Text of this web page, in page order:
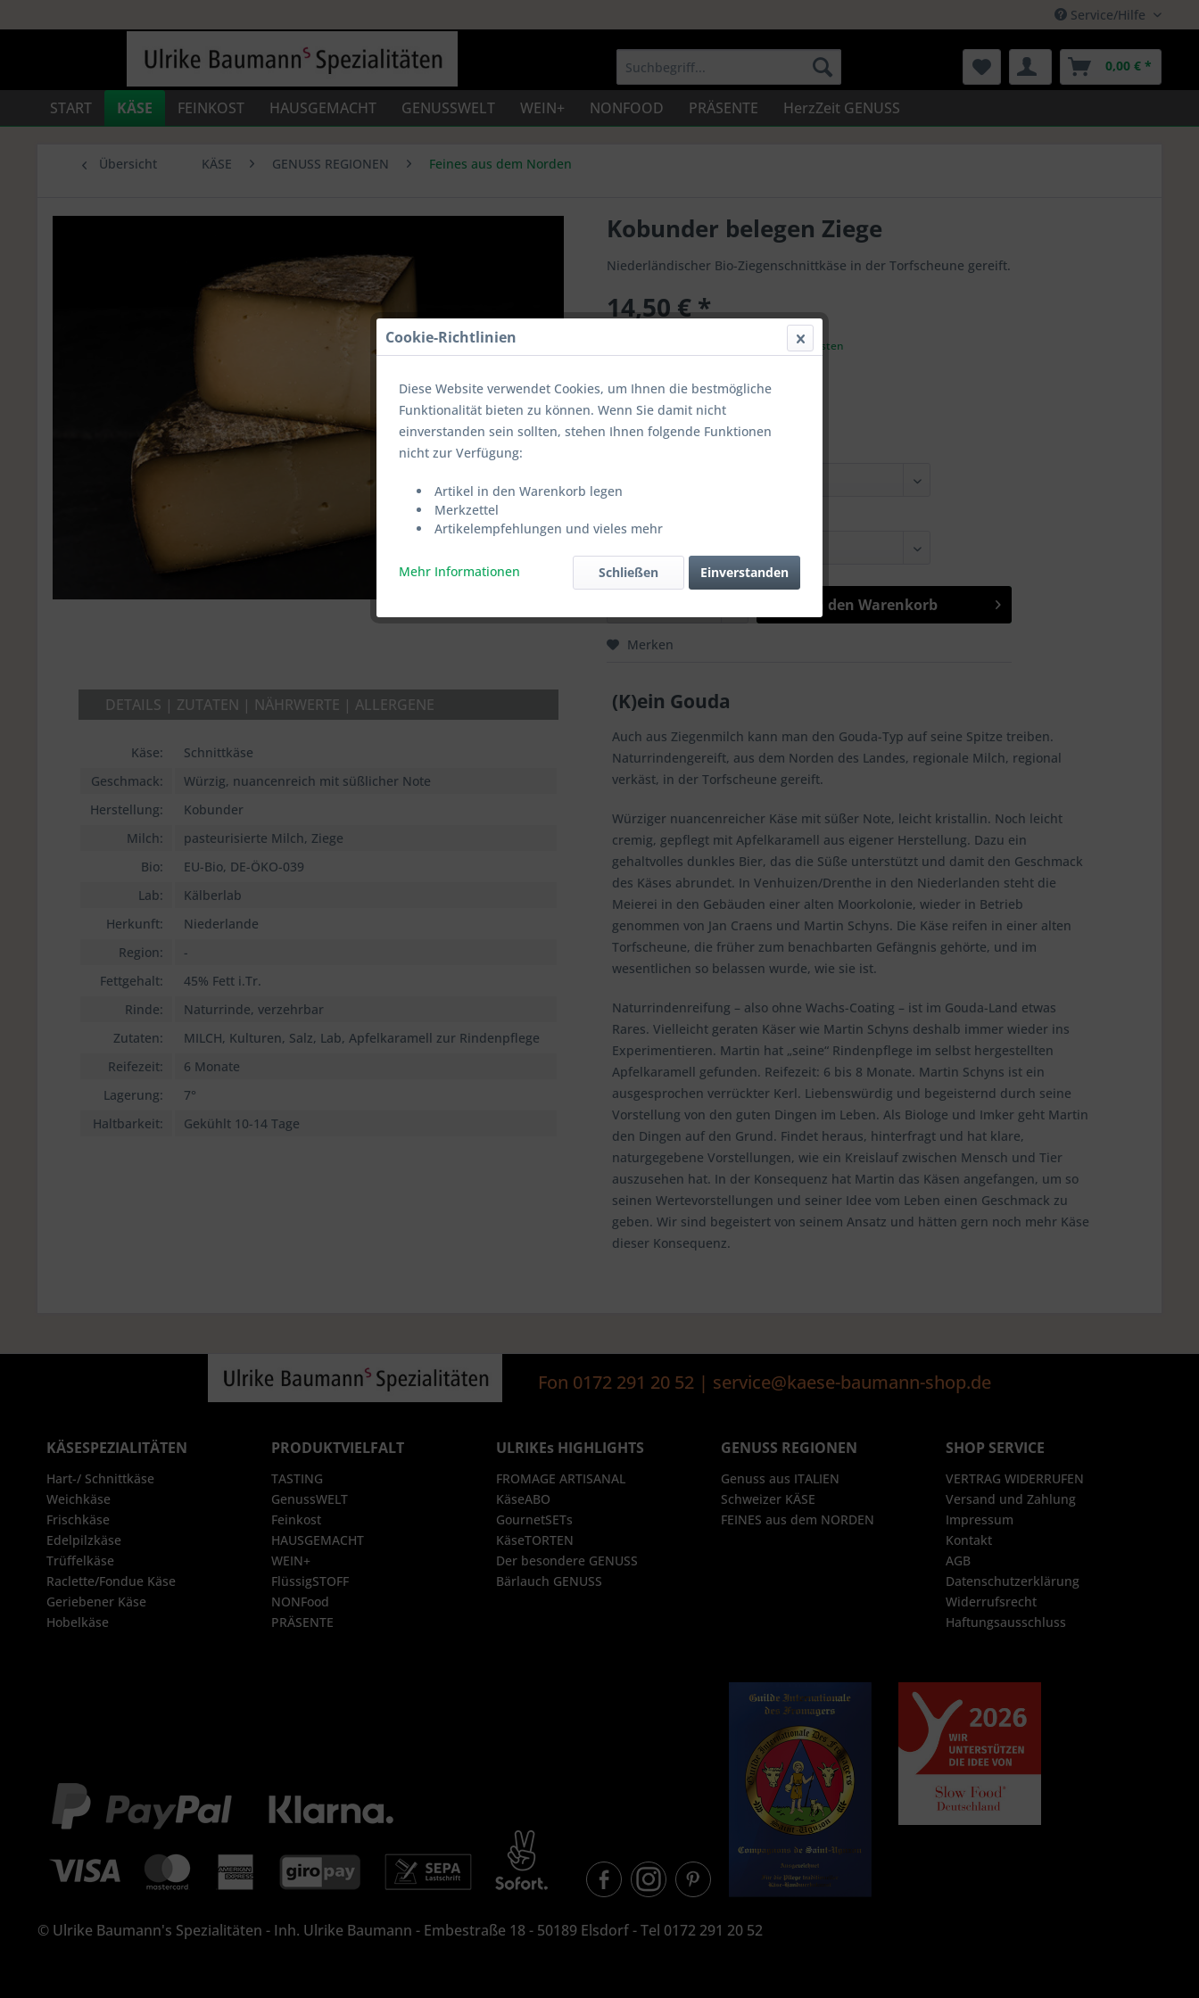
Service/Hilfe
0,00 € *
START KÄSE FEINKOST HAUSGEMACHT GENUSSWELT WEIN+ NONFOOD PRÄSENTE HerzZeit GENUSS
Übersicht KÄSE GENUSS REGIONEN Feines aus dem Norden
Kobunder belegen Ziege
Niederländischer Bio-Ziegenschnittkäse in der Torfscheune gereift.
14,50 € *
zzgl. Versandkosten
Artikel-Nr.:
Kob05
In den Warenkorb
Merken
DETAILS | ZUTATEN | NÄHRWERTE | ALLERGENE
Käse:
Schnittkäse
Geschmack:
Würzig, nuancenreich mit süßlicher Note
Herstellung:
Kobunder
Milch:
pasteurisierte Milch, Ziege
Bio:
EU-Bio, DE-ÖKO-039
Lab:
Kälberlab
Herkunft:
Niederlande
Region:
-
Fettgehalt:
45% Fett i.Tr.
Rinde:
Naturrinde, verzehrbar
Zutaten:
MILCH, Kulturen, Salz, Lab, Apfelkaramell zur Rindenpflege
Reifezeit:
6 Monate
Lagerung:
7°
Haltbarkeit:
Gekühlt 10-14 Tage
(K)ein Gouda
Auch aus Ziegenmilch kann man den Gouda-Typ auf seine Spitze treiben.
Naturrindengereift, aus dem Norden des Landes, regionale Milch, regional
verkäst, in der Torfscheune gereift.
Würziger nuancenreicher Käse mit süßer Note, leicht kristallin. Noch leicht
cremig, gepflegt mit Apfelkaramell aus eigener Herstellung. Dazu ein
gehaltvolles dunkles Bier, das die Süße unterstützt und damit den Geschmack
des Käses abrundet. In Venhuizen/Drenthe in den Niederlanden steht die
Meierei in den Gebäuden einer alten Moorkolonie, wieder in Betrieb
genommen von Jan Craens und Martin Schyns. Die Käse reifen in einer alten
Torfscheune, die früher zum benachbarten Gefängnis gehörte, und im
wesentlichen so belassen wurde, wie sie ist.
Naturrindenreifung – also ohne Wachs-Coating – ist im Gouda-Land etwas
Rares. Vielleicht geraten Käser wie Martin Schyns deshalb immer wieder ins
Experimentieren. Martin hat „seine“ Rindenpflege im selbst hergestellten
Apfelkaramell gefunden. Reifezeit: 6 bis 8 Monate. Martin Schyns ist ein
ausgesprochen verrückter Kerl. Liebenswürdig und begeisternd durch seine
Vorstellung von den guten Dingen im Leben. Als Biologe und Imker geht Martin
den Dingen auf den Grund. Findet heraus, hinterfragt und hat klare,
naturgegebene Vorstellungen, wie ein Kreislauf zwischen Mensch und Tier
auszusehen hat. In der Konsequenz hat Martin das Käsen angefangen, um so
seinen Wertevorstellungen und seiner Idee vom Leben einen Geschmack zu
geben. Wir sind begeistert von seinem Ansatz und hätten gern noch mehr Käse
dieser Konsequenz.
Fon 0172 291 20 52 | service@kaese-baumann-shop.de
KÄSESPEZIALITÄTEN
Hart-/ Schnittkäse
Weichkäse
Frischkäse
Edelpilzkäse
Trüffelkäse
Raclette/Fondue Käse
Geriebener Käse
Hobelkäse
PRODUKTVIELFALT
TASTING
GenussWELT
Feinkost
HAUSGEMACHT
WEIN+
FlüssigSTOFF
NONFood
PRÄSENTE
ULRIKEs HIGHLIGHTS
FROMAGE ARTISANAL
KäseABO
GournetSETs
KäseTORTEN
Der besondere GENUSS
Bärlauch GENUSS
GENUSS REGIONEN
Genuss aus ITALIEN
Schweizer KÄSE
FEINES aus dem NORDEN
SHOP SERVICE
VERTRAG WIDERRUFEN
Versand und Zahlung
Impressum
Kontakt
AGB
Datenschutzerklärung
Widerrufsrecht
Haftungsausschluss
© Ulrike Baumann's Spezialitäten - Inh. Ulrike Baumann - Embestraße 18 - 50189 Elsdorf - Tel 0172 291 20 52
Cookie-Richtlinien
Diese Website verwendet Cookies, um Ihnen die bestmögliche
Funktionalität bieten zu können. Wenn Sie damit nicht
einverstanden sein sollten, stehen Ihnen folgende Funktionen
nicht zur Verfügung:
Artikel in den Warenkorb legen
Merkzettel
Artikelempfehlungen und vieles mehr
Mehr Informationen Einverstanden
Schließen